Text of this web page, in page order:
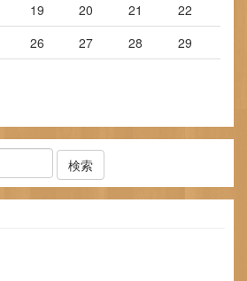
19 20 21
22
26 27 28
29